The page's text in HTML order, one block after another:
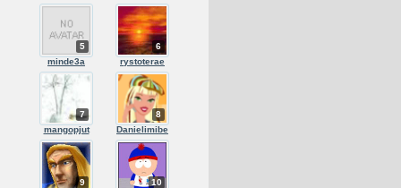
5
minde3a
6
rystoterae
7
mangopjut
8
Danielimibe
9
10